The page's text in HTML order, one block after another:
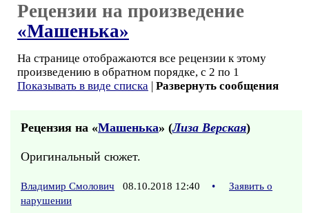
Рецензии на произведение
«Машенька»
На странице отображаются все рецензии к этому
произведению в обратном порядке, с 2 по 1
Показывать в виде списка | Развернуть сообщения
Рецензия на «Машенька» (Лиза Верская)
Оригинальный сюжет.
Владимир Смолович 08.10.2018 12:40 •
Заявить о
нарушении